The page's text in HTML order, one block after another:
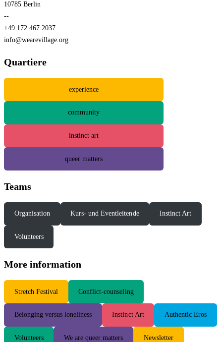
10785 Berlin
--
+49.172.467.2037
info@wearevillage.org
Quartiere
experience
community
instinct art
queer matters
Teams
Organisation Kurs- und Eventleitende Instinct Art
Volunteers
More information
Stretch Festival Conflict-counseling
Belonging versus loneliness Instinct Art Authentic Eros
Volunteers We are queer matters Newsletter